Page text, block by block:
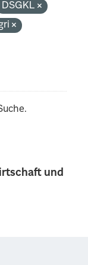
und
DSGKL